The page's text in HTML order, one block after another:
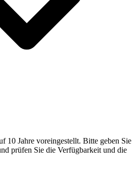
10 Jahre voreingestellt. Bitte geben Sie
prüfen Sie die Verfügbarkeit und die